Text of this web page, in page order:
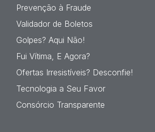
Prevenção à Fraude
Validador de Boletos
Golpes? Aqui Não!
Fui Vítima, E Agora?
Ofertas Irresistíveis? Desconfie!
Tecnologia a Seu Favor
Consórcio Transparente